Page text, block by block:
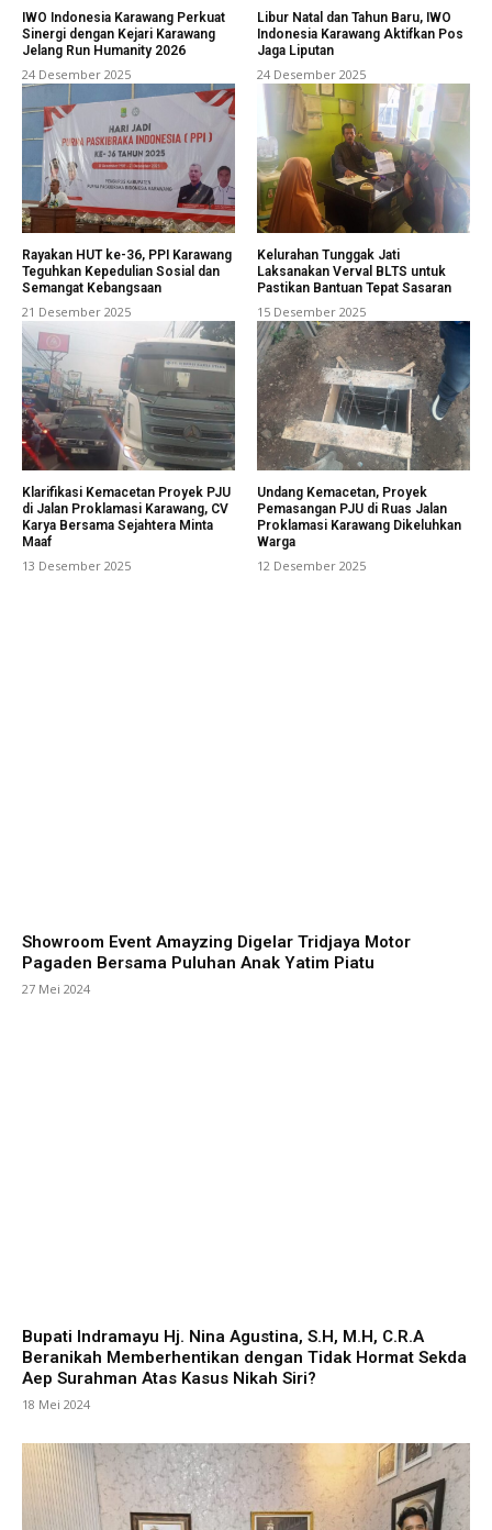
IWO Indonesia Karawang Perkuat
Sinergi dengan Kejari Karawang
Jelang Run Humanity 2026
24 Desember 2025
Libur Natal dan Tahun Baru, IWO
Indonesia Karawang Aktifkan Pos
Jaga Liputan
24 Desember 2025
Rayakan HUT ke-36, PPI Karawang
Teguhkan Kepedulian Sosial dan
Semangat Kebangsaan
21 Desember 2025
Kelurahan Tunggak Jati
Laksanakan Verval BLTS untuk
Pastikan Bantuan Tepat Sasaran
15 Desember 2025
Klarifikasi Kemacetan Proyek PJU
di Jalan Proklamasi Karawang, CV
Karya Bersama Sejahtera Minta
Maaf
13 Desember 2025
Undang Kemacetan, Proyek
Pemasangan PJU di Ruas Jalan
Proklamasi Karawang Dikeluhkan
Warga
12 Desember 2025
Showroom Event Amayzing Digelar Tridjaya Motor
Pagaden Bersama Puluhan Anak Yatim Piatu
27 Mei 2024
Bupati Indramayu Hj. Nina Agustina, S.H, M.H, C.R.A
Beranikah Memberhentikan dengan Tidak Hormat Sekda
Aep Surahman Atas Kasus Nikah Siri?
18 Mei 2024